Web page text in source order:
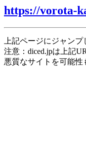
https://vorota-
上記ページにジャン
注意：diced.jpは上記
悪質なサイトを可能